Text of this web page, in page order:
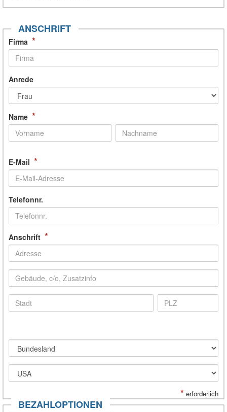
ANSCHRIFT
Firma *
Anrede
Name *
E-Mail *
Telefonnr.
Anschrift *
* erforderlich
BEZAHLOPTIONEN